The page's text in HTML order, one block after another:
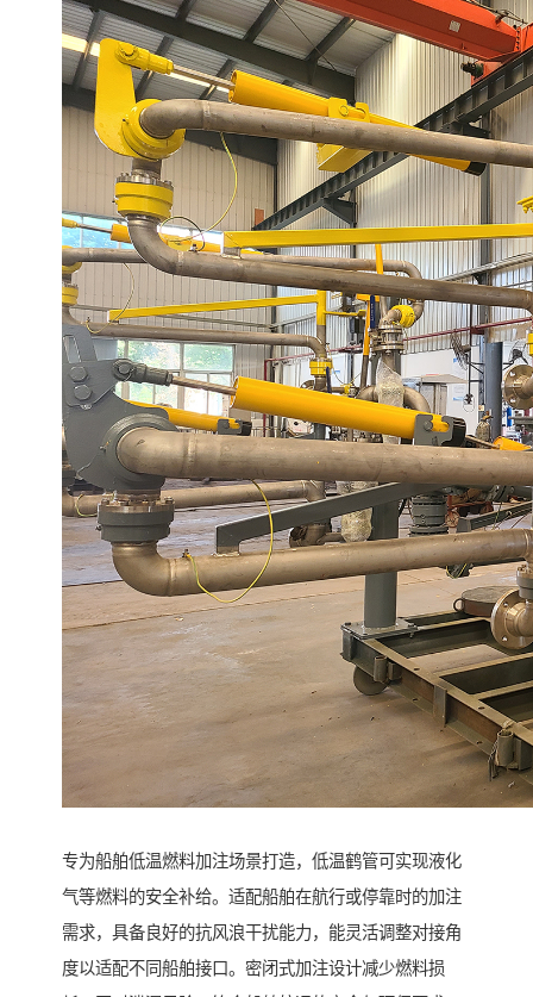
专为船舶低温燃料加注场景打造，低温鹤管可实现液化
气等燃料的安全补给。适配船舶在航行或停靠时的加注
需求，具备良好的抗风浪干扰能力，能灵活调整对接角
度以适配不同船舶接口。密闭式加注设计减少燃料损